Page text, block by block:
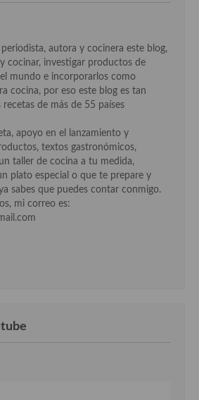
autora y cocinera este blog,
cocinar, investigar productos de
mundo e incorporarlos como
cocina, por eso este blog es tan
de más de 55 países
apoyo en el lanzamiento y
textos gastronómicos,
taller de cocina a tu medida,
plato especial o que te prepare y
sabes que puedes contar conmigo.
mi correo es: